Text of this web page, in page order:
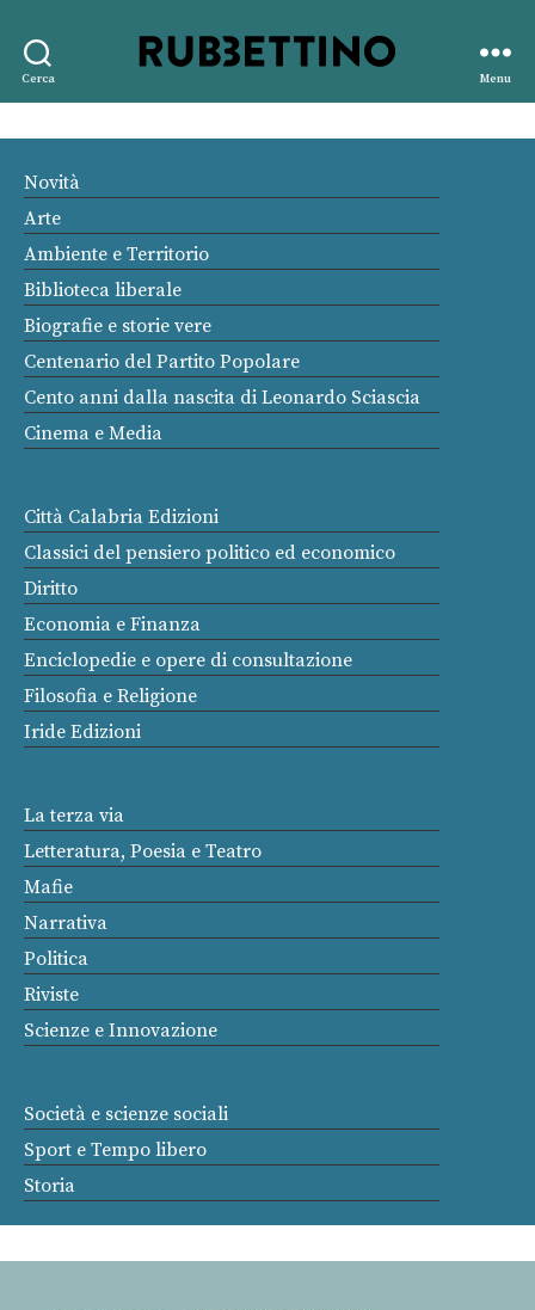
Cerca
editore
Menu
Novità
Arte
Ambiente e Territorio
Biblioteca liberale
Biografie e storie vere
Centenario del Partito Popolare
Cento anni dalla nascita di Leonardo Sciascia
Cinema e Media
Città Calabria Edizioni
Classici del pensiero politico ed economico
Diritto
Economia e Finanza
Enciclopedie e opere di consultazione
Filosofia e Religione
Iride Edizioni
La terza via
Letteratura, Poesia e Teatro
Mafie
Narrativa
Politica
Riviste
Scienze e Innovazione
Società e scienze sociali
Sport e Tempo libero
Storia